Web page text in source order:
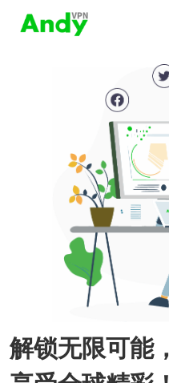
解锁无限可能，